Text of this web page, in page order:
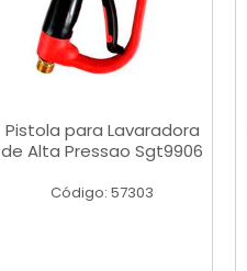
Pistola para Lavaradora
de Alta Pressao Sgt9906
Código: 57303